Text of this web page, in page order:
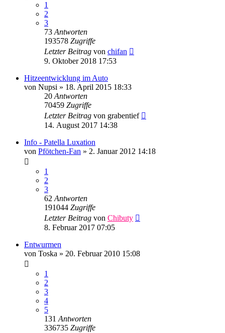
1
2
3
73 Antworten
193578 Zugriffe
Letzter Beitrag von chifan
9. Oktober 2018 17:53
Hitzeentwicklung im Auto
von Nupsi » 18. April 2015 18:33
20 Antworten
70459 Zugriffe
Letzter Beitrag von grabentief
14. August 2017 14:38
Info - Patella Luxation
von Pfötchen-Fan » 2. Januar 2012 14:18
1
2
3
62 Antworten
191044 Zugriffe
Letzter Beitrag von Chibuty
8. Februar 2017 07:05
Entwurmen
von Toska » 20. Februar 2010 15:08
1
2
3
4
5
131 Antworten
336735 Zugriffe